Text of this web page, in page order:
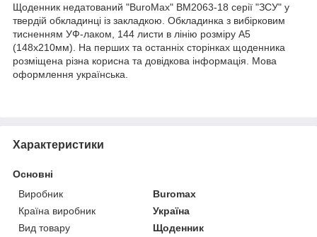
Щоденник недатований "BuroMax" BM2063-18 серії "ЗСУ" у
твердій обкладинці із закладкою. Обкладинка з вибірковим
тисненням УФ-лаком, 144 листи в лінію розміру А5
(148х210мм). На перших та останніх сторінках щоденника
розміщена різна корисна та довідкова інформація. Мова
оформлення українська.
Характеристики
Основні
Виробник
Buromax
Країна виробник
Україна
Вид товару
Щоденник